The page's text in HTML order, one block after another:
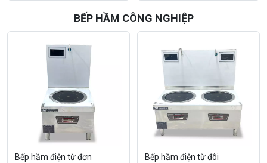
BẾP HẦM CÔNG NGHIỆP
Bếp hầm điện từ đơn Bếp hầm điện từ đôi